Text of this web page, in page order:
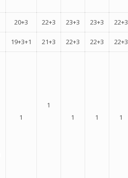
20+3 22+3 23+3 23+3 22+3
19+3+1 21+3 22+3 22+3 22+3
1
1
1
1 1